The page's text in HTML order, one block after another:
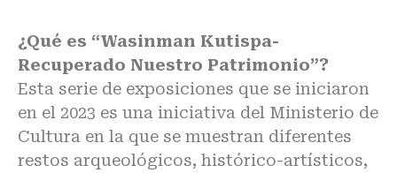
¿Qué es “Wasinman Kutispa-
Recuperado Nuestro Patrimonio”?
Esta serie de exposiciones que se iniciaron
en el 2023 es una iniciativa del Ministerio de
Cultura en la que se muestran diferentes
restos arqueológicos, histórico-artísticos,